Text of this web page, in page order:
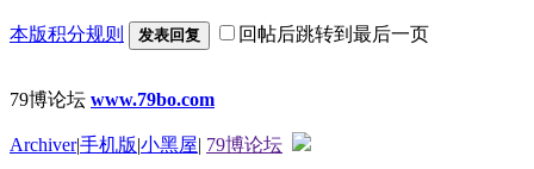
本版积分规则 发表回复 回帖后跳转到最后一页
79博论坛 www.79bo.com
Archiver|手机版|小黑屋| 79博论坛